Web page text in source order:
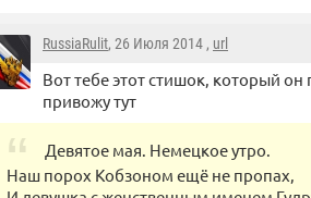
RussiaRulit, 26 Июля 2014 , url
Вот тебе этот стишок, который он
привожу тут
Девятое мая. Немецкое утро.
Наш порох Кобзоном ещё не пропах,